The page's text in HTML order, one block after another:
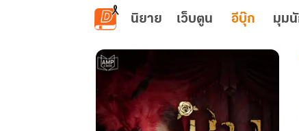
ข้ามไปยังเนื้อหาหลัก
นิยาย เว็บตูน อีบุ๊ก มุมนั